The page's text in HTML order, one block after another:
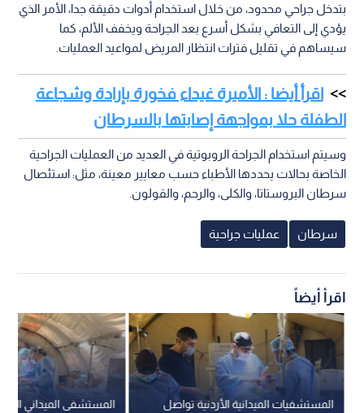
بتدخل جراحي محدود، من خلال استخدام أدوات دقيقة جدا، الأمر الذي
يؤدي إلى التعافي بشكل أسرع بعد الجراحة ويخفف الألم، كما
سيساهم في تقليل فترات انتظار المريض لمواعيد العمليات.
اقرأ أيضا : الأميرة غيداء فخورة بإرادة وشجاعة
الطفلة حلا بمواجهة إصابتها بالسرطان
وسيتم استخدام الجراحة الروبوتية في العديد من العمليات الجراحية
الخاصة بحالات يحددها الأطباء حسب معايير معينة، مثل: استئصال
سرطان البروستاتا، والكلى، والرحم، والقولون.
سرطان عمليات جراحية
اقرأ أيضاً
المستشفى الميداني
المستشفيات الميدانية الأردنية تواصل